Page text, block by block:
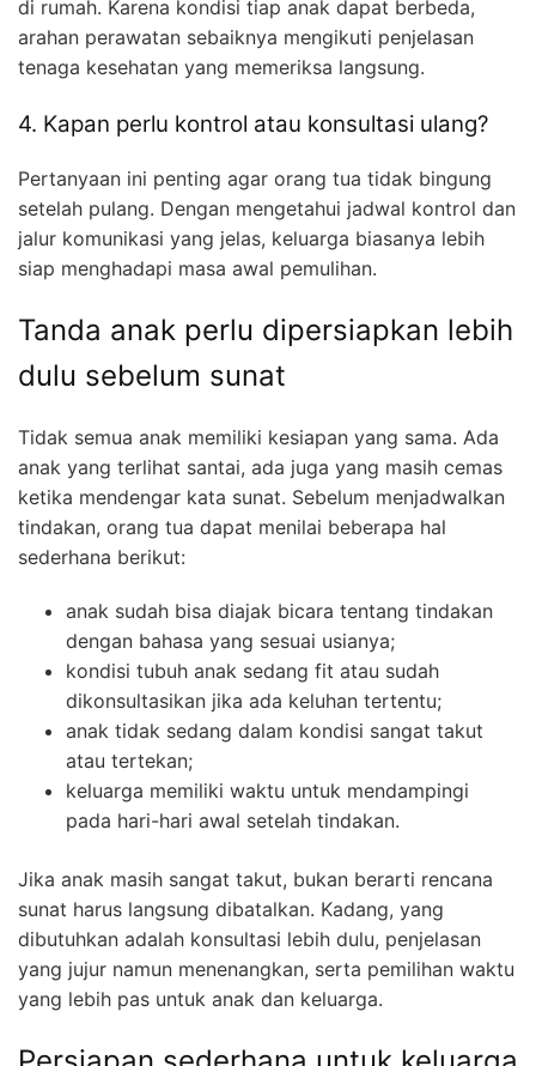
di rumah. Karena kondisi tiap anak dapat berbeda,
arahan perawatan sebaiknya mengikuti penjelasan
tenaga kesehatan yang memeriksa langsung.
4. Kapan perlu kontrol atau konsultasi ulang?
Pertanyaan ini penting agar orang tua tidak bingung
setelah pulang. Dengan mengetahui jadwal kontrol dan
jalur komunikasi yang jelas, keluarga biasanya lebih
siap menghadapi masa awal pemulihan.
Tanda anak perlu dipersiapkan lebih
dulu sebelum sunat
Tidak semua anak memiliki kesiapan yang sama. Ada
anak yang terlihat santai, ada juga yang masih cemas
ketika mendengar kata sunat. Sebelum menjadwalkan
tindakan, orang tua dapat menilai beberapa hal
sederhana berikut:
anak sudah bisa diajak bicara tentang tindakan
dengan bahasa yang sesuai usianya;
kondisi tubuh anak sedang fit atau sudah
dikonsultasikan jika ada keluhan tertentu;
anak tidak sedang dalam kondisi sangat takut
atau tertekan;
keluarga memiliki waktu untuk mendampingi
pada hari-hari awal setelah tindakan.
Jika anak masih sangat takut, bukan berarti rencana
sunat harus langsung dibatalkan. Kadang, yang
dibutuhkan adalah konsultasi lebih dulu, penjelasan
yang jujur namun menenangkan, serta pemilihan waktu
yang lebih pas untuk anak dan keluarga.